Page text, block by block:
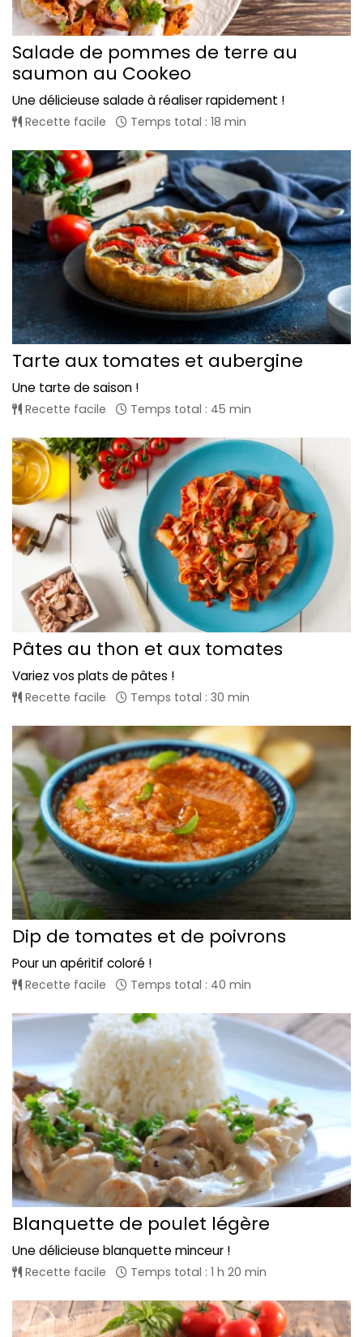
Salade de pommes de terre au
saumon au Cookeo
Une délicieuse salade à réaliser rapidement !
Recette facile Temps total : 18 min
Tarte aux tomates et aubergine
Une tarte de saison !
Recette facile Temps total : 45 min
Pâtes au thon et aux tomates
Variez vos plats de pâtes !
Recette facile Temps total : 30 min
Dip de tomates et de poivrons
Pour un apéritif coloré !
Recette facile Temps total : 40 min
Blanquette de poulet légère
Une délicieuse blanquette minceur !
Recette facile Temps total : 1 h 20 min